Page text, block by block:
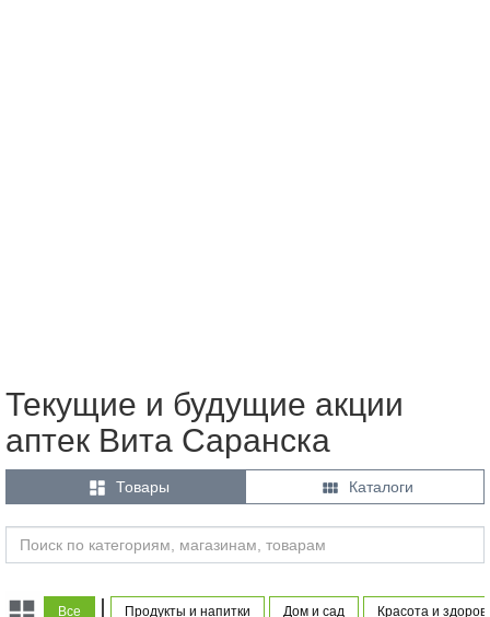
Текущие и будущие акции
аптек Вита Саранска
 Товары  Каталоги
Все Продукты и напитки Дом и сад Красота и